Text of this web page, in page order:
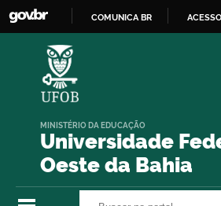
COMUNICA BR
Universidade
Oeste da Bahia
MINISTÉRIO DA EDUCAÇÃO